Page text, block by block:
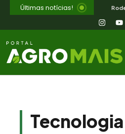
Últimas notícias!